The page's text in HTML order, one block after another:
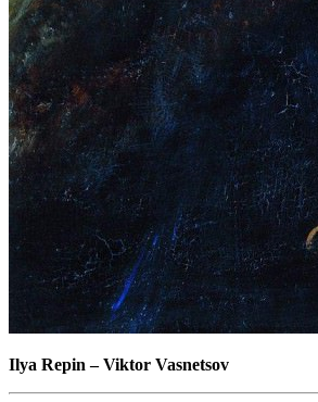
Ilya Repin –Viktor Vasnetsov